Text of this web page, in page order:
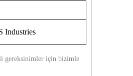
Industries
gereksinimler için bizimle